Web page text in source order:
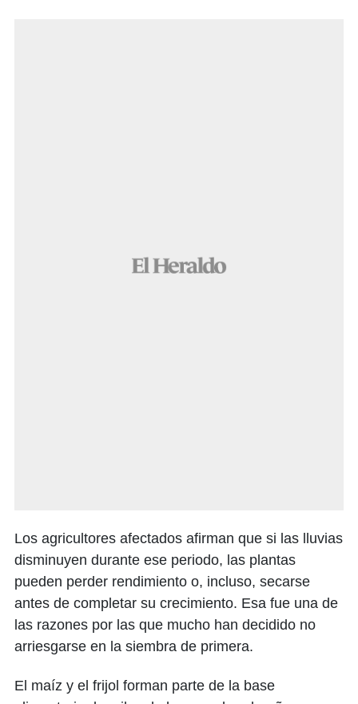
Los agricultores afectados afirman que si las lluvias
disminuyen durante ese periodo, las plantas
pueden perder rendimiento o, incluso, secarse
antes de completar su crecimiento. Esa fue una de
las razones por las que mucho han decidido no
arriesgarse en la siembra de primera.
El maíz y el frijol forman parte de la base